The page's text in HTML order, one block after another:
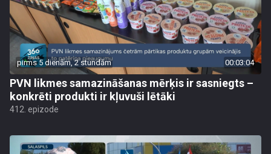
pirms 5 dienām, 2 stundām 00:03:04
PVN likmes samazināšanas mērķis ir sasniegts –
konkrēti produkti ir kļuvuši lētāki
412. epizode